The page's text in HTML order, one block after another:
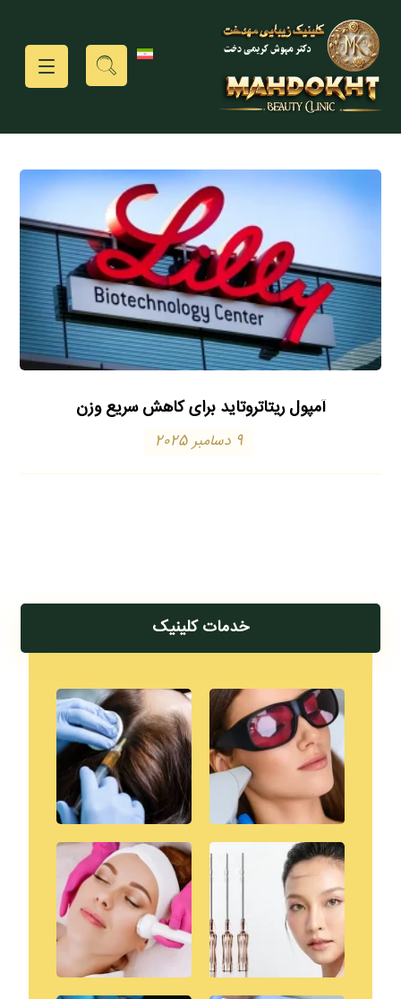
آمپول ریتاتروتاید برای کاهش سریع وزن
9 دسامبر 2025
خدمات کلینیک